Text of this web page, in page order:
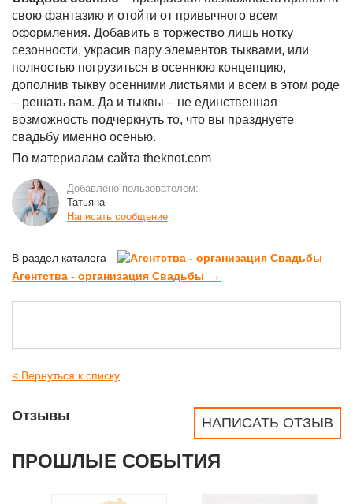
свою фантазию и отойти от привычного всем
оформления. Добавить в торжество лишь нотку
сезонности, украсив пару элементов тыквами, или
полностью погрузиться в осеннюю концепцию,
дополнив тыкву осенними листьями и всем в этом роде
– решать вам. Да и тыквы – не единственная
возможность подчеркнуть то, что вы празднуете
свадьбу именно осенью.
По материалам сайта theknot.com
Добавлено пользователем:
Татьяна
Написать сообщение
В раздел каталога
Агентства - организация Свадьбы →
< Вернуться к списку
НАПИСАТЬ ОТЗЫВ
Отзывы
ПРОШЛЫЕ СОБЫТИЯ